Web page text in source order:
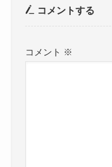
コメントする
コメント ※